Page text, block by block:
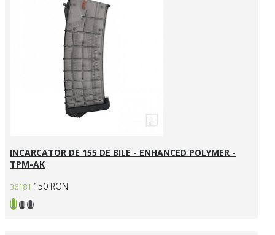
INCARCATOR DE 155 DE BILE - ENHANCED POLYMER -
TPM-AK
36181 150 RON